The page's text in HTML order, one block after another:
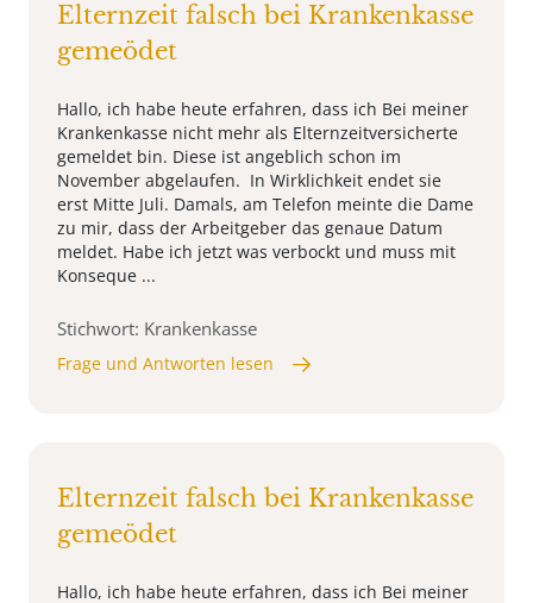
Elternzeit falsch bei Krankenkasse
gemeödet
Hallo, ich habe heute erfahren, dass ich Bei meiner
Krankenkasse nicht mehr als Elternzeitversicherte
gemeldet bin. Diese ist angeblich schon im
November abgelaufen. In Wirklichkeit endet sie
erst Mitte Juli. Damals, am Telefon meinte die Dame
zu mir, dass der Arbeitgeber das genaue Datum
meldet. Habe ich jetzt was verbockt und muss mit
Konseque ...
Stichwort: Krankenkasse
Frage und Antworten lesen
Elternzeit falsch bei Krankenkasse
gemeödet
Hallo, ich habe heute erfahren, dass ich Bei meiner